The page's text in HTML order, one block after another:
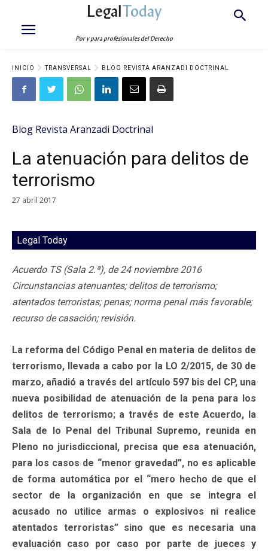
LegalToday
Por y para profesionales del Derecho
INICIO TRANSVERSAL BLOG REVISTA ARANZADI DOCTRINAL
Blog Revista Aranzadi Doctrinal
La atenuación para delitos de
terrorismo
27 abril 2017
Legal Today
Acuerdo TS (Sala 2.ª), de 24 noviembre 2016
Circunstancias atenuantes; delitos de terrorismo;
atentados terroristas; penas; norma penal más favorable;
recurso de casación; revisión.
La reforma del Código Penal en materia de delitos de
terrorismo, llevada a cabo por la LO 2/2015, de 30 de
marzo, añadió a través del artículo 597 bis del CP, una
nueva posibilidad de atenuación de la pena para los
delitos de terrorismo; a través de este Acuerdo, la
Sala de lo Penal del Tribunal Supremo, reunida en
Pleno no jurisdiccional, precisa que esa atenuación,
para los casos de “menor gravedad”, no es aplicable
de forma automática por el “mero hecho de que el
sector de la organización en que se integra el
acusado no utilice armas o explosivos ni realice
atentados terroristas” sino que es necesaria una
evaluación caso por caso por parte de jueces y